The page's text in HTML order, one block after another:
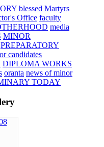
blessed Martyrs
Office faculty
media
MINOR
PREPARATORY
candidates
DIPLOMA WORKS
oranta news of minor
TODAY